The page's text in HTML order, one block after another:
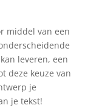
middel van een
leveren, een
deze keuze van
je
je tekst!